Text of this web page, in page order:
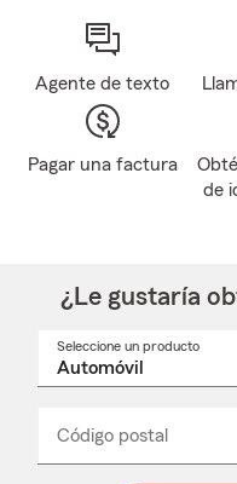
Agente de texto
Pagar una factura
de
¿Le gustaría
Seleccione un producto
Código postal
_____